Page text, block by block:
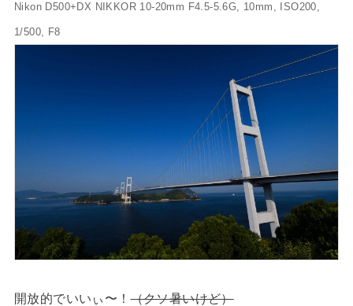
Nikon D500+DX NIKKOR 10-20mm F4.5-5.6G, 10mm, ISO200,
1/500, F8
開放的でいいぃ〜！（クソ暑いけど）